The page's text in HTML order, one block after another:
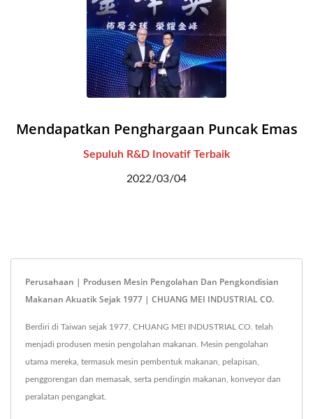
Mendapatkan Penghargaan Puncak Emas
Sepuluh R&D Inovatif Terbaik
2022/03/04
Perusahaan | Produsen Mesin Pengolahan Dan Pengkondisian
Makanan Akuatik Sejak 1977 | CHUANG MEI INDUSTRIAL CO.
Berdiri di Taiwan sejak 1977, CHUANG MEI INDUSTRIAL CO. telah
menjadi produsen mesin pengolahan makanan. Mesin pengolahan
utama mereka, termasuk mesin pembentuk makanan, pelapisan,
penggorengan dan memasak, serta pendingin makanan, konveyor dan
peralatan pengangkat.